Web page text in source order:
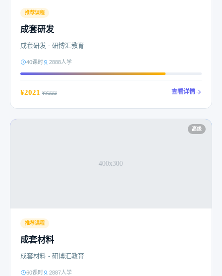
推荐课程
成套研发
成套研发 - 研博汇教育
40课时 2888人学
¥2021 ¥3222 查看详情
高级
推荐课程
成套材料
成套材料 - 研博汇教育
60课时 2887人学